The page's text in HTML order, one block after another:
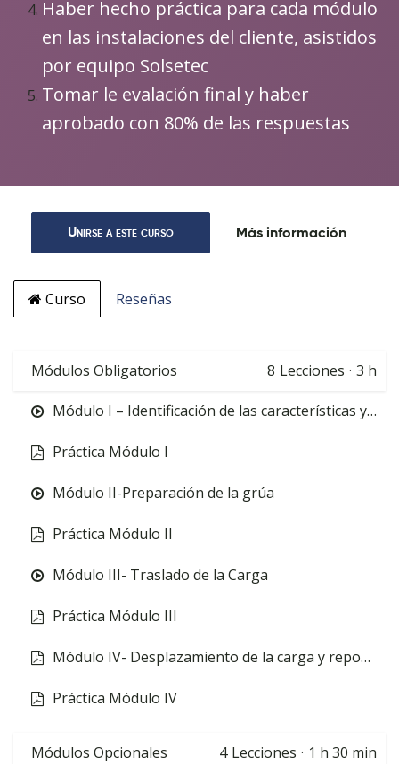
Haber hecho práctica para cada módulo
en las instalaciones del cliente, asistidos
por equipo Solsetec
Tomar le evalación final y haber
aprobado con 80% de las respuestas
Unirse a este curso Más información
Curso Reseñas
Módulos Obligatorios 8 Lecciones · 3 h
Módulo I – Identificación de las características y controles de la grúa
Práctica Módulo I
Módulo II-Preparación de la grúa
Práctica Módulo II
Módulo III- Traslado de la Carga
Práctica Módulo III
Módulo IV- Desplazamiento de la carga y reposo final
Práctica Módulo IV
Módulos Opcionales 4 Lecciones · 1 h 30 min